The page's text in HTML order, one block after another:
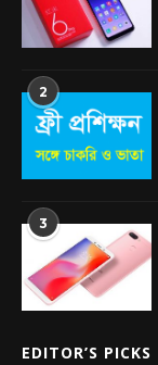
2
3
EDITOR’S PICKS